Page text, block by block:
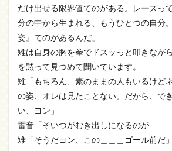
だけ出せる限界値てのがある。レースっ
分の中から生まれる、もうひとつの自分
姿』てのがあるんだ」
雉は自身の胸を拳でドスッっと叩きなが
を黙って見つめて聞いています。
雉「もちろん、素のままの人もいるけど
の姿、オレは見たことない。だから、で
い、ヨン」
雷音「そいつがむき出しになるのが＿＿
雉「そうだヨン、この＿＿＿ゴール前だ」